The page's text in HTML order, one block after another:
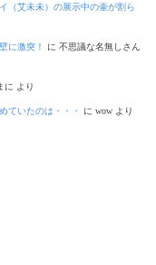
（艾未未）の展示中の壷が割ら
に激突！ に 不思議な名無しさん
に より
ていたのは・・・ に wow より